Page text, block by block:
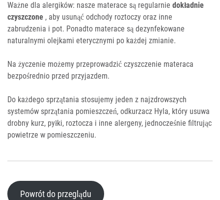
Ważne dla alergików: nasze materace są regularnie dokładnie
czyszczone , aby usunąć odchody roztoczy oraz inne
zabrudzenia i pot. Ponadto materace są dezynfekowane
naturalnymi olejkami eterycznymi po każdej zmianie.
Na życzenie możemy przeprowadzić czyszczenie materaca
bezpośrednio przed przyjazdem.
Do każdego sprzątania stosujemy jeden z najzdrowszych
systemów sprzątania pomieszczeń, odkurzacz Hyla, który usuwa
drobny kurz, pyłki, roztocza i inne alergeny, jednocześnie filtrując
powietrze w pomieszczeniu.
Powrót do przeglądu